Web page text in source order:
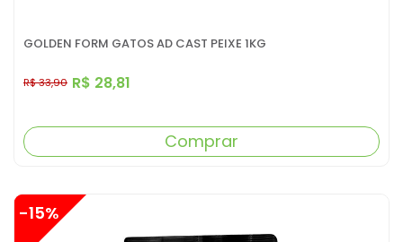
GOLDEN FORM GATOS AD CAST PEIXE 1KG
R$ 28,81
R$ 33,90
Comprar
-15%